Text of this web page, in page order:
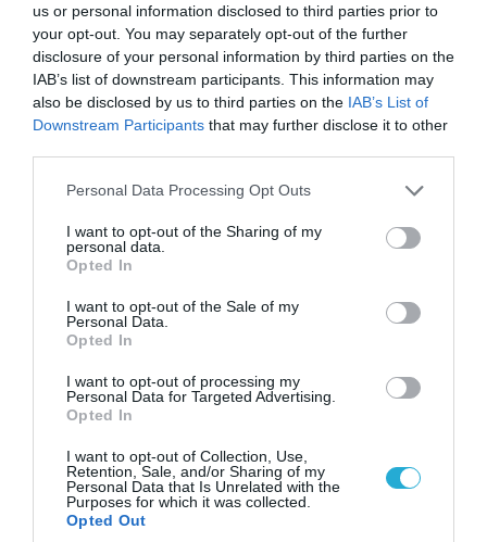
us or personal information disclosed to third parties prior to
your opt-out. You may separately opt-out of the further
disclosure of your personal information by third parties on the
IAB’s list of downstream participants. This information may
also be disclosed by us to third parties on the IAB’s List of
Downstream Participants that may further disclose it to other
Please note that this website/app uses one or more Google
not limited to your visit or usage behaviour. You may click to
grant or deny consent to Google and its third-party tags to
use your data for below specified purposes in below Google
consent section.
Personal Data Processing Opt Outs
I want to opt-out of the Sharing of my
personal data.
Opted In
I want to opt-out of the Sale of my
Personal Data.
Opted In
I want to opt-out of processing my
Personal Data for Targeted Advertising.
Opted In
I want to opt-out of Collection, Use,
Retention, Sale, and/or Sharing of my
Personal Data that Is Unrelated with the
Purposes for which it was collected.
Opted Out
08.08.2026 | 12:02
Ιράν: Δημοσίευσε φωτογραφίες
αμερικανικών και ισραηλινών αεροσκαφών &
drones που καταρρίφθηκαν
ΠΟΛΙΤΙΚΗ